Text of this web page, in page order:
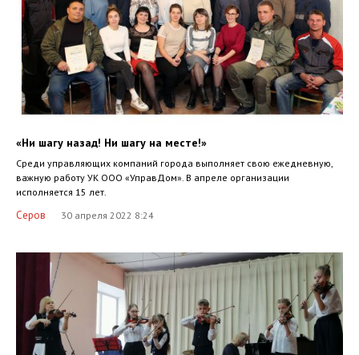
«Ни шагу назад! Ни шагу на месте!»
Среди управляющих компаний города выполняет свою ежедневную,
важную работу УК ООО «УправДом». В апреле организации
исполняется 15 лет.
Серов 30 апреля 2022 8:24